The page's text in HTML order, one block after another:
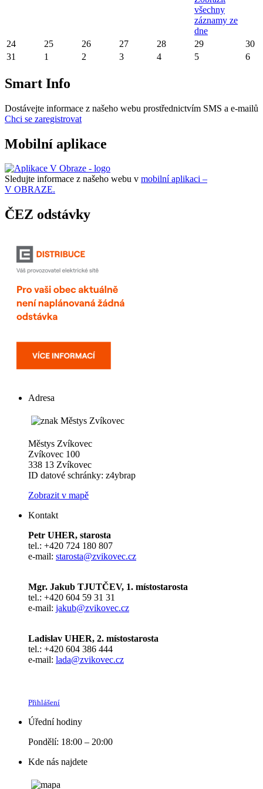
všechny
záznamy ze
dne
24 25 26 27 28 29
30
31
1 2 3 4 5 6
Smart Info
Dostávejte informace z našeho webu prostřednictvím SMS a e-mailů
Chci se zaregistrovat
Mobilní aplikace
Sledujte informace z našeho webu v mobilní aplikaci –
V OBRAZE.
ČEZ odstávky
Adresa
Městys Zvíkovec
Zvíkovec 100
338 13 Zvíkovec
ID datové schránky: z4ybrap
Zobrazit v mapě
Kontakt
Petr UHER, starosta
tel.: +420 724 180 807
e-mail: starosta@zvikovec.cz
Mgr. Jakub TJUTČEV, 1. místostarosta
tel.: +420 604 59 31 31
e-mail: jakub@zvikovec.cz
Ladislav UHER, 2. místostarosta
tel.: +420 604 386 444
e-mail: lada@zvikovec.cz
Přihlášení
Úřední hodiny
Pondělí: 18:00 – 20:00
Kde nás najdete